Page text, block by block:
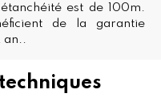
est de 100m.
de la garantie
an..